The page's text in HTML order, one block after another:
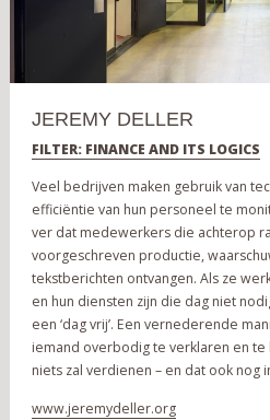
JEREMY DELLER
FILTER: FINANCE AND ITS LOGICS
Veel bedrijven maken gebruik van
efficiëntie van hun personeel te
ver dat medewerkers die achterop
voorgeschreven productie,
tekstberichten ontvangen. Als ze
en hun diensten zijn die dag niet
een ‘dag vrij’. Een vernederende
iemand overbodig te verklaren en te
niets zal verdienen – en dat ook nog
www.jeremydeller.org